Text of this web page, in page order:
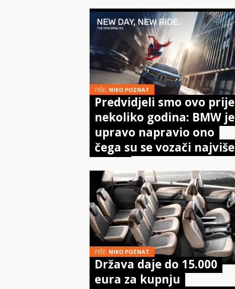
PIŠE: NIKO POZNAT
Predvidjeli smo ovo prije
nekoliko godina: BMW je
upravo napravio ono
čega su se vozači najviše
PIŠE: NIKO POZNAT
Država daje do 15.000
eura za kupnju